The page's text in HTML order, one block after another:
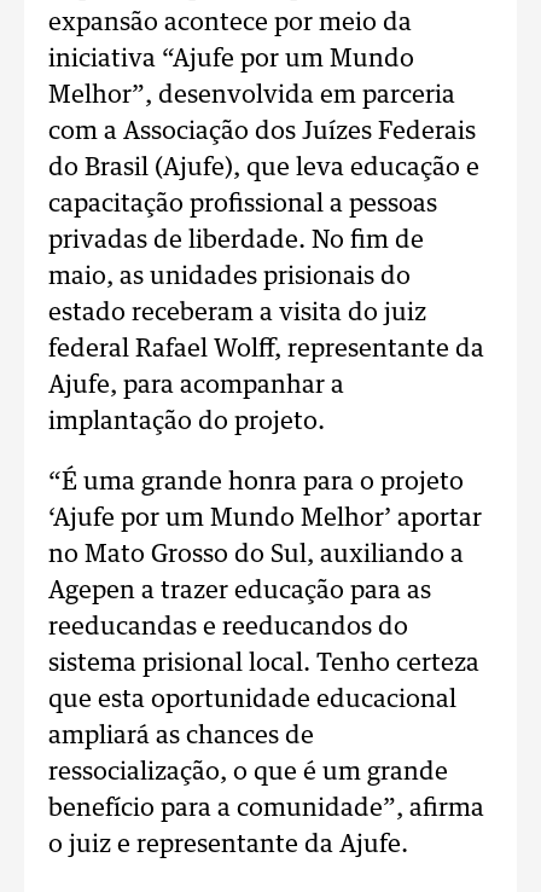
expansão acontece por meio da
iniciativa “Ajufe por um Mundo
Melhor”, desenvolvida em parceria
com a Associação dos Juízes Federais
do Brasil (Ajufe), que leva educação e
capacitação profissional a pessoas
privadas de liberdade. No fim de
maio, as unidades prisionais do
estado receberam a visita do juiz
federal Rafael Wolff, representante da
Ajufe, para acompanhar a
implantação do projeto.
“É uma grande honra para o projeto
‘Ajufe por um Mundo Melhor’ aportar
no Mato Grosso do Sul, auxiliando a
Agepen a trazer educação para as
reeducandas e reeducandos do
sistema prisional local. Tenho certeza
que esta oportunidade educacional
ampliará as chances de
ressocialização, o que é um grande
benefício para a comunidade”, afirma
o juiz e representante da Ajufe.